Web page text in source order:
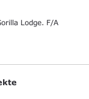
Lodge. F/A